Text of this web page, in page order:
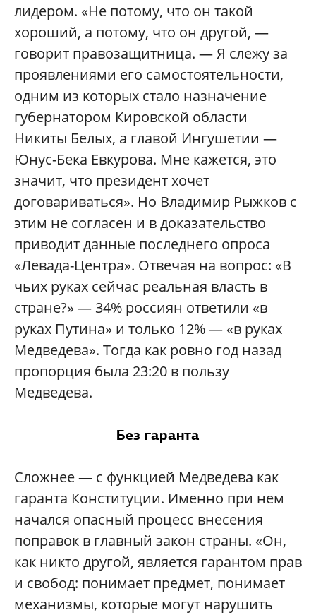
лидером. «Не потому, что он такой
хороший, а потому, что он другой, —
говорит правозащитница. — Я слежу за
проявлениями его самостоятельности,
одним из которых стало назначение
губернатором Кировской области
Никиты Белых, а главой Ингушетии —
Юнус-Бека Евкурова. Мне кажется, это
значит, что президент хочет
договариваться». Но Владимир Рыжков с
этим не согласен и в доказательство
приводит данные последнего опроса
«Левада-Центра». Отвечая на вопрос: «В
чьих руках сейчас реальная власть в
стране?» — 34% россиян ответили «в
руках Путина» и только 12% — «в руках
Медведева». Тогда как ровно год назад
пропорция была 23:20 в пользу
Медведева.
Без гаранта
Сложнее — с функцией Медведева как
гаранта Конституции. Именно при нем
начался опасный процесс внесения
поправок в главный закон страны. «Он,
как никто другой, является гарантом прав
и свобод: понимает предмет, понимает
механизмы, которые могут нарушить